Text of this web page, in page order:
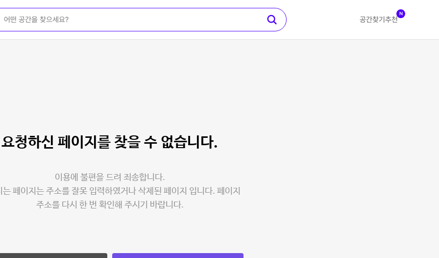
공간찾기 추천
N
요청하신 페이지를 찾을 수 없습니다.
이용에 불편을 드려 죄송합니다.
는 페이지는 주소를 잘못 입력하였거나 삭제된 페이지 입니다. 페이지
주소를 다시 한 번 확인해 주시기 바랍니다.